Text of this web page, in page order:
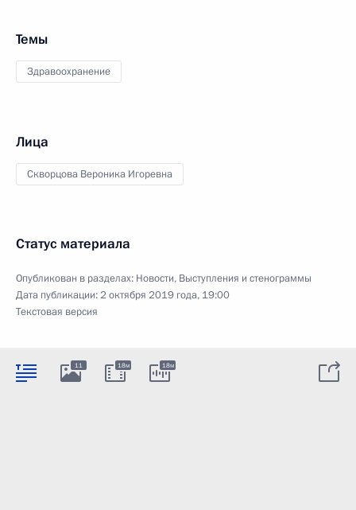
Темы
Здравоохранение
Лица
Скворцова Вероника Игоревна
Статус материала
Опубликован в разделах: Новости, Выступления и стенограммы
Дата публикации:2 октября 2019 года, 19:00
Текстовая версия
11 18м 18м